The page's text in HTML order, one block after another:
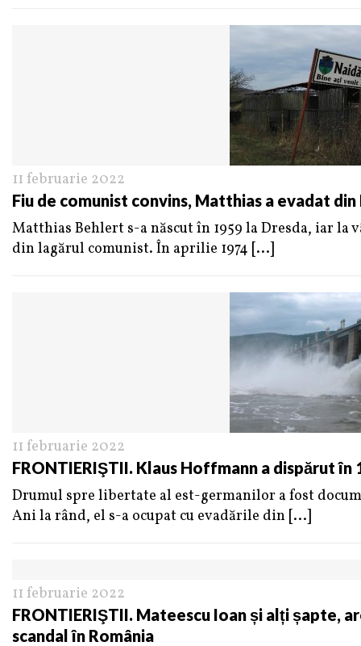
11 februarie 2022
Fiu de comunist convins, Matthias a evadat
Matthias Behlert s-a născut în 1959 la Dresda, iar la
din lagărul comunist. În aprilie 1974 [...]
11 februarie 2022
FRONTIERIŞTII. Klaus Hoffmann a dispărut în
Drumul spre libertate al est-germanilor a fost
Ani la rând, el s-a ocupat cu evadările din [...]
11 februarie 2022
FRONTIERIŞTII. Mateescu Ioan și alți șapte,
scandal în România